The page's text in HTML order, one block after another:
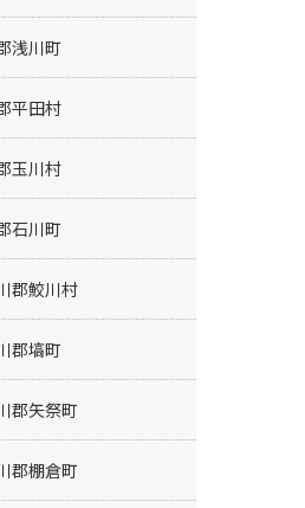
浅川町
平田村
玉川村
石川町
郡鮫川村
郡塙町
郡矢祭町
郡棚倉町